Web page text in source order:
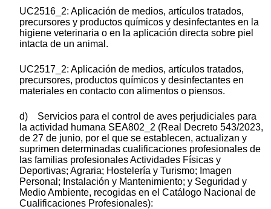
UC2516_2: Aplicación de medios, artículos tratados,
precursores y productos químicos y desinfectantes en la
higiene veterinaria o en la aplicación directa sobre piel
intacta de un animal.
UC2517_2: Aplicación de medios, artículos tratados,
precursores, productos químicos y desinfectantes en
materiales en contacto con alimentos o piensos.
d) Servicios para el control de aves perjudiciales para
la actividad humana SEA802_2 (Real Decreto 543/2023,
de 27 de junio, por el que se establecen, actualizan y
suprimen determinadas cualificaciones profesionales de
las familias profesionales Actividades Físicas y
Deportivas; Agraria; Hostelería y Turismo; Imagen
Personal; Instalación y Mantenimiento; y Seguridad y
Medio Ambiente, recogidas en el Catálogo Nacional de
Cualificaciones Profesionales):